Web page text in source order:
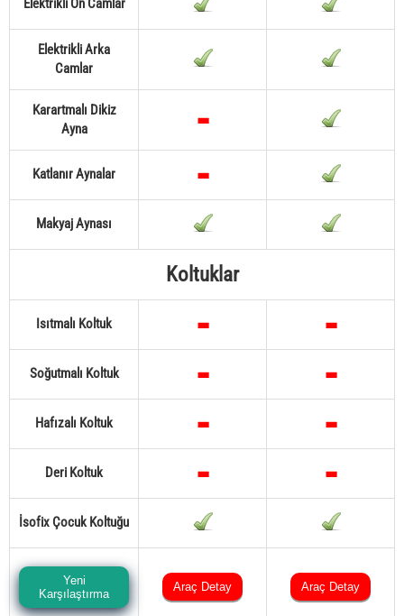
Elektrikli Ön Camlar
Elektrikli Arka
Camlar
Karartmalı Dikiz
Ayna
Katlanır Aynalar
Makyaj Aynası
Koltuklar
Isıtmalı Koltuk
Soğutmalı Koltuk
Hafızalı Koltuk
Deri Koltuk
İsofix Çocuk Koltuğu
Yeni
Karşılaştırma
Araç Detay Araç Detay